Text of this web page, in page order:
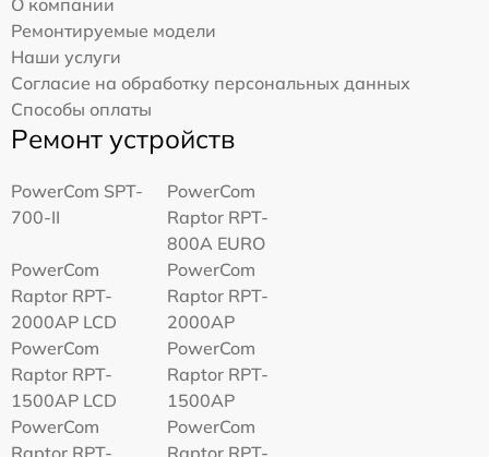
О компании
Ремонтируемые модели
Наши услуги
Согласие на обработку персональных данных
Способы оплаты
Ремонт устройств
PowerCom SPT-
700-II
PowerCom
Raptor RPT-
800A EURO
PowerCom
Raptor RPT-
2000AP LCD
PowerCom
Raptor RPT-
2000AP
PowerCom
Raptor RPT-
1500AP LCD
PowerCom
Raptor RPT-
1500AP
PowerCom
Raptor RPT-
PowerCom
Raptor RPT-